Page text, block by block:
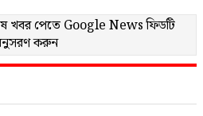
খবর পেতে Google Newsফিডটি
করুন